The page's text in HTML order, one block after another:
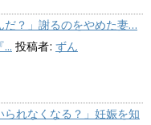
だ？」謝るのをやめた妻…
投稿者: ずん
られなくなる？」妊娠を知